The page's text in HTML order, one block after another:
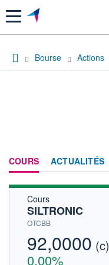
Menu
Bourse Actions
COURS ACTUALITÉS
Cours
SILTRONIC
OTCBB
92,0000 (c)
0,00%